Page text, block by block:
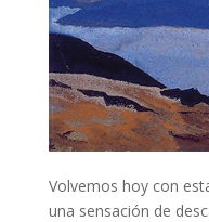
Volvemos hoy con
una sensación de